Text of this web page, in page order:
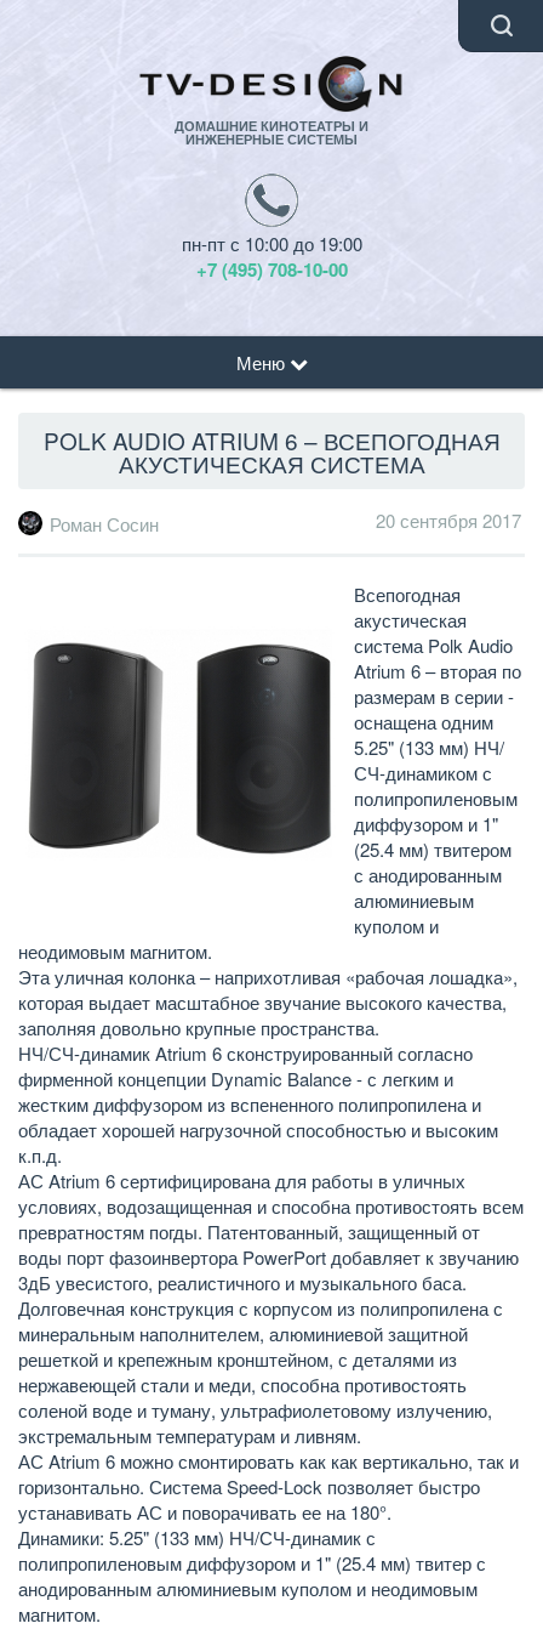
ДОМАШНИЕ КИНОТЕАТРЫ И
ИНЖЕНЕРНЫЕ СИСТЕМЫ
пн-пт с 10:00 до 19:00
+7 (495) 708-10-00
Меню
POLK AUDIO ATRIUM 6 – ВСЕПОГОДНАЯ
АКУСТИЧЕСКАЯ СИСТЕМА
Роман Сосин 20 сентября 2017
Всепогодная
акустическая
система Polk Audio
Atrium 6 – вторая по
размерам в серии -
оснащена одним
5.25" (133 мм) НЧ/
СЧ-динамиком с
полипропиленовым
диффузором и 1"
(25.4 мм) твитером
с анодированным
алюминиевым
куполом и
неодимовым магнитом.
Эта уличная колонка – наприхотливая «рабочая лошадка»,
которая выдает масштабное звучание высокого качества,
заполняя довольно крупные пространства.
НЧ/СЧ-динамик Atrium 6 сконструированный согласно
фирменной концепции Dynamic Balance - с легким и
жестким диффузором из вспененного полипропилена и
обладает хорошей нагрузочной способностью и высоким
к.п.д.
АС Atrium 6 сертифицирована для работы в уличных
условиях, водозащищенная и способна противостоять всем
превратностям погды. Патентованный, защищенный от
воды порт фазоинвертора PowerPort добавляет к звучанию
3дБ увесистого, реалистичного и музыкального баса.
Долговечная конструкция с корпусом из полипропилена с
минеральным наполнителем, алюминиевой защитной
решеткой и крепежным кронштейном, с деталями из
нержавеющей стали и меди, способна противостоять
соленой воде и туману, ультрафиолетовому излучению,
экстремальным температурам и ливням.
АС Atrium 6 можно смонтировать как как вертикально, так и
горизонтально. Система Speed-Lock позволяет быстро
устанавивать АС и поворачивать ее на 180°.
Динамики: 5.25" (133 мм) НЧ/СЧ-динамик с
полипропиленовым диффузором и 1" (25.4 мм) твитер с
анодированным алюминиевым куполом и неодимовым
магнитом.